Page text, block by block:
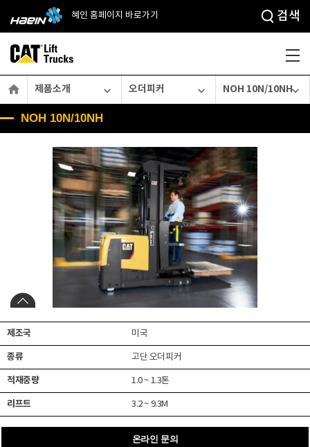
혜인 홈페이지 바로가기 검색
 제품소개  오더피커  NOH 10N/10NH
NOH 10N/10NH
제조국 미국
종류 고단 오더피커
적재중량 1.0 ~ 1.3톤
리프트 3.2 ~ 9.3M
온라인 문의